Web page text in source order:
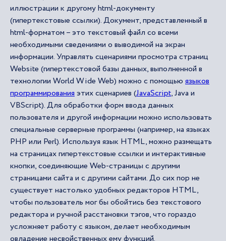
иллюстрации к другому html-документу
(гипертекстовые ссылки). Документ, представленный в
html-форматом – это текстовый файл со всеми
необходимыми сведениями о выводимой на экран
информации. Управлять сценариями просмотра страниц
Website (гипертекстовой базы данных, выполненной в
технологии World Wide Web) можно с помощью языков
программированияэтих сценариев (JavaScript, Java и
VBScript). Для обработки форм ввода данных
пользователя и другой информации можно использовать
специальные серверные программы (например, на языках
PHP или Perl). Используя язык HTML, можно размещать
на страницах гипертекстовые ссылки и интерактивные
кнопки, соединяющие Web-страницы с другими
страницами сайта и с другими сайтами. До сих пор не
существует настолько удобных редакторов HTML,
чтобы пользователь мог бы обойтись без текстового
редактора и ручной расстановки тэгов, что гораздо
усложняет работу с языком, делает необходимым